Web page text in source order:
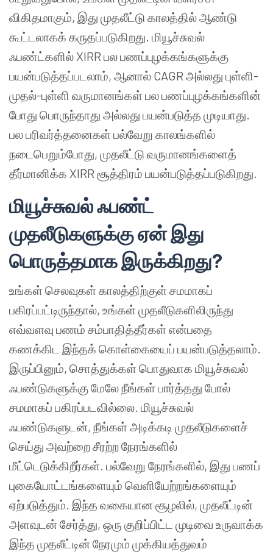
விகிதமாகும், இது முதலீட்டு காலத்தில் ஆண்டு
கூட்டலாகக் கருதப்படுகிறது. மியூச்சுவல்
ஃபண்ட்களில் XIRR பல பணப்புழக்கங்களுக்கு
பயன்படுத்தப்படலாம், ஆனால் CAGR அல்லது புள்ளி-
முதல்-புள்ளி வருமானங்கள் பல பணப்புழக்கங்களின்
போது பொருந்தாது அல்லது பயன்படுத்த முடியாது.
பல பரிவர்த்தனைகள் பல்வேறு காலங்களில்
நடைபெறும்போது, முதலீட்டு வருமானங்களைத்
தீர்மானிக்க XIRR சூத்திரம் பயன்படுத்தப்படுகிறது.
மியூச்சுவல் ஃபண்ட்
முதலீடுகளுக்கு ஏன் இது
பொருத்தமாக இருக்கிறது?
உங்கள் செலவுகள் காலத்திற்குள் சமமாகப்
பகிரப்பட்டிருந்தால், உங்கள் முதலீடுகளிலிருந்து
எவ்வளவு பணம் சம்பாதித்தீர்கள் என்பதை
கணக்கிட இந்தக் கொள்கையைப் பயன்படுத்தலாம்.
இருப்பினும், சொத்துக்கள் பொதுவாக மியூச்சுவல்
ஃபண்டுகளுக்கு மேலே நீங்கள் பார்த்தது போல்
சமமாகப் பகிரப்படவில்லை. மியூச்சுவல்
ஃபண்டுகளுடன், நீங்கள் அடிக்கடி முதலீடுகளைச்
செய்து அவற்றை சீரற்ற நேரங்களில்
மீட்டெடுக்கிறீர்கள். பல்வேறு நேரங்களில், இது பணப்
புகையோட்டங்களையும் வெளியேற்றங்களையும்
ஏற்படுத்தும். இந்த வகையான சூழலில், முதலீட்டின்
அளவுடன் சேர்த்து, ஒரு குறிப்பிட்ட முடிவை உருவாக்க
இந்த முதலீட்டின் நேரமும் முக்கியத்துவம்